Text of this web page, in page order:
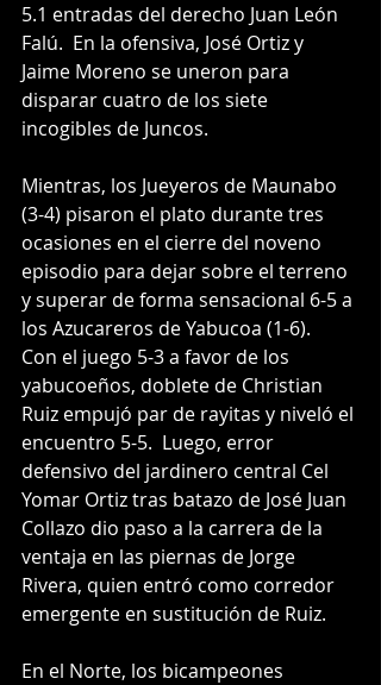
5.1 entradas del derecho Juan León
Falú.  En la ofensiva, José Ortiz y
Jaime Moreno se uneron para
disparar cuatro de los siete
incogibles de Juncos.
Mientras, los Jueyeros de Maunabo
(3-4) pisaron el plato durante tres
ocasiones en el cierre del noveno
episodio para dejar sobre el terreno
y superar de forma sensacional 6-5 a
los Azucareros de Yabucoa (1-6).
Con el juego 5-3 a favor de los
yabucoeños, doblete de Christian
Ruiz empujó par de rayitas y niveló el
encuentro 5-5.  Luego, error
defensivo del jardinero central Cel
Yomar Ortiz tras batazo de José Juan
Collazo dio paso a la carrera de la
ventaja en las piernas de Jorge
Rivera, quien entró como corredor
emergente en sustitución de Ruiz.
En el Norte, los bicampeones